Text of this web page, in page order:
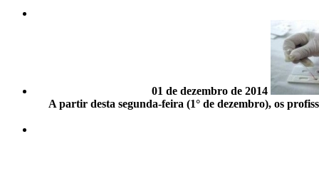
01 de dezembro de 2014
A partir desta segunda-feira (1° de dezembro), os